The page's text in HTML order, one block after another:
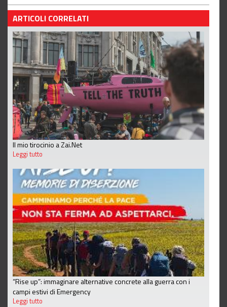
ARTICOLI CORRELATI
Il mio tirocinio a Zai.Net
Leggi tutto
“Rise up”: immaginare alternative concrete alla guerra con i
campi estivi di Emergency
Leggi tutto